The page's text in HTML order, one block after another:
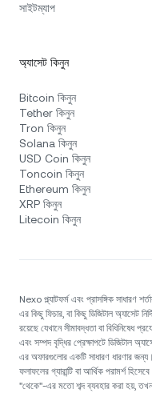
সাইটম্যাপ
অ্যাসেট কিনুন
Bitcoin কিনুন
Tether কিনুন
Tron কিনুন
Solana কিনুন
USD Coin কিনুন
Toncoin কিনুন
Ethereum কিনুন
XRP কিনুন
Litecoin কিনুন
Nexo প্ল্যাটফর্ম এবং প্রাসঙ্গিক সাধারণ
এর কিছু ফিচার, বা কিছু ডিজিটাল অ্যাসেট
রয়েছে যেখানে সীমাবদ্ধতা বা বিধিনিষেধ
এবং সম্পদ বৃদ্ধির প্রেক্ষাপটে ডিজিটাল
এর অফারগুলোর একটি সাধারণ ধারণার
ফলাফলের গ্যারান্টি বা আর্থিক পরামর্শ
"থেকে"-এর মতো শব্দ ব্যবহার করা হয়, তখন